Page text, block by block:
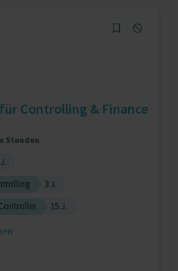
Controlling & Finance
Stunden
3 J.
15 J.